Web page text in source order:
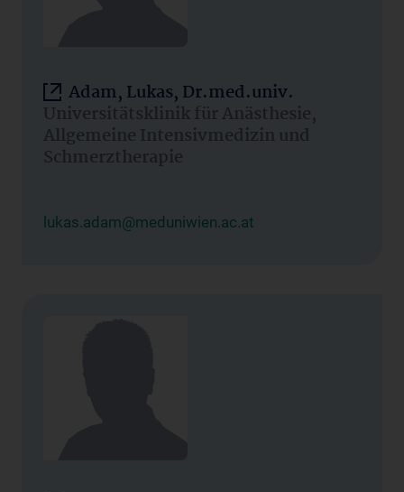
Adam, Lukas, Dr.med.univ.
Universitätsklinik für Anästhesie,
Allgemeine Intensivmedizin und
Schmerztherapie
lukas.adam@meduniwien.ac.at